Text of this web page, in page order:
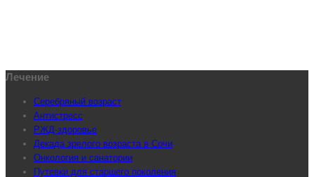
Лечение
Серебряный возраст
Антистресс
РЖД-здоровье
Декада зрелого возраста в Сочи
Онкология и санатории
Путевки для старшего поколения